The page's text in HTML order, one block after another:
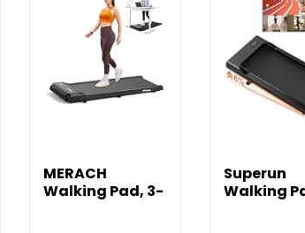
MERACH
Walking Pad, 3-
Superun
Walking